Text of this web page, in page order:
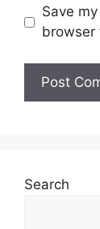
Save
browser
Search